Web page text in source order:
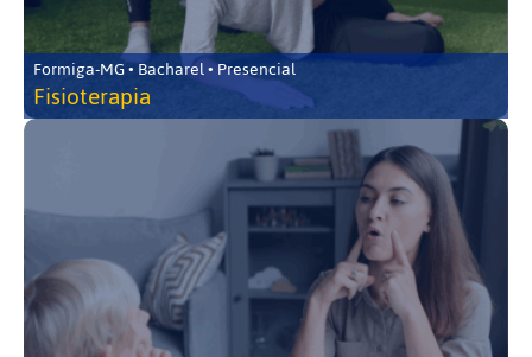
Formiga-MG • Bacharel • Presencial
Fisioterapia